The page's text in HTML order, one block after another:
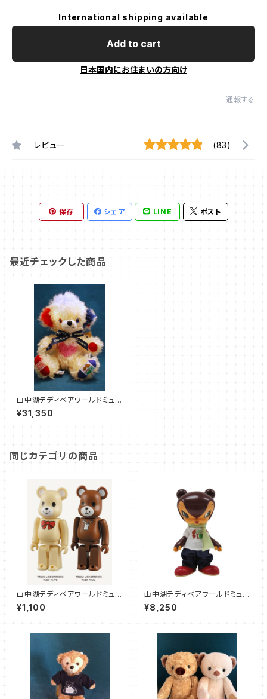
International shipping available
Add to cart
日本国内にお住まいの方向け
通報する
レビュー (83)
保存 シェア LINE ポスト
最近チェックした商品
山中湖テディベアワールドミュー
ジアム × チーキー 富士山パン
キーヘッド
¥31,350
同じカテゴリの商品
山中湖テディベアワールドミュー
ジアム × メディコムトイ オリジ
ナル BE@RBRICK
¥1,100
山中湖テディベアワールドミュー
ジアム × Toy's Field（大塚勝
俊）オリジナル コチレドン
¥8,250